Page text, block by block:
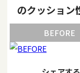
のクッション
BEFORE